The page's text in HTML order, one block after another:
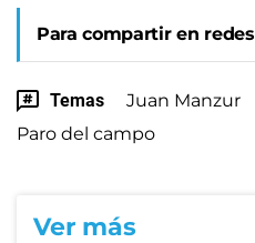
Para compartir en redes
Temas Juan Manzur
Paro del campo
Ver más